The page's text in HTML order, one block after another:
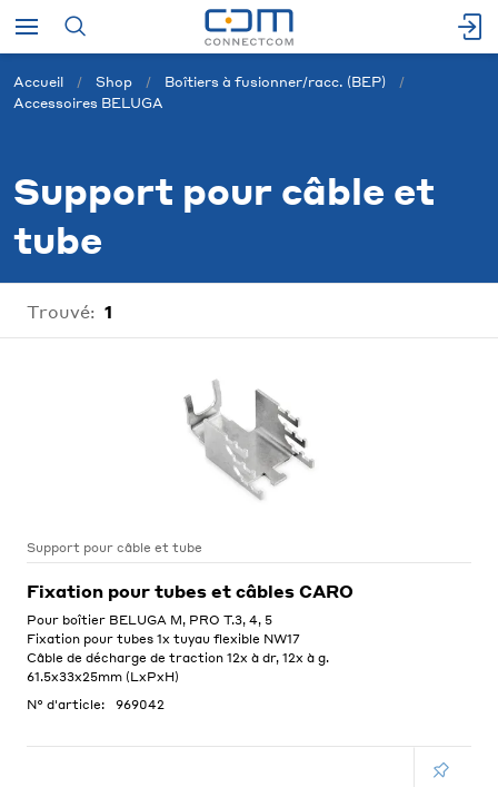
Accueil Shop
Boîtiers à fusionner/racc. (BEP)
Accessoires BELUGA
Support pour câble et
tube
Trouvé: 1
Support pour câble et tube
Fixation pour tubes et câbles CARO
Pour boîtier BELUGA M, PRO T.3, 4, 5
Fixation pour tubes 1x tuyau flexible NW17
Câble de décharge de traction 12x à dr, 12x à g.
61.5x33x25mm (LxPxH)
N° d'article:
969042